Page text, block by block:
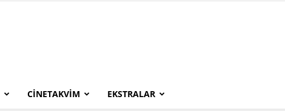
CINETAKVIM EKSTRALAR